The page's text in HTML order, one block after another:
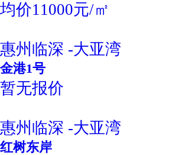
均价11000元/㎡
惠州临深 -大亚湾
金港1号
暂无报价
惠州临深 -大亚湾
红树东岸